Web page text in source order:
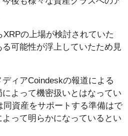
の上場が検討されていた
可能性が浮上していたため見
ィアCoindeskの報道による
よって機密扱いとはなってい
同資産をサポートする準備はで
って明らかになっているとい